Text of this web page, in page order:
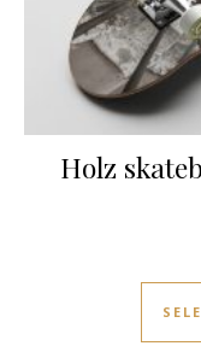
Holz